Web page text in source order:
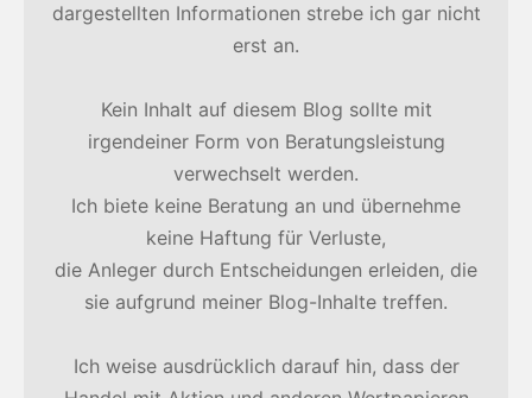
dargestellten Informationen strebe ich gar nicht
erst an.
Kein Inhalt auf diesem Blog sollte mit
irgendeiner Form von Beratungsleistung
verwechselt werden.
Ich biete keine Beratung an und übernehme
keine Haftung für Verluste,
die Anleger durch Entscheidungen erleiden, die
sie aufgrund meiner Blog-Inhalte treffen.
Ich weise ausdrücklich darauf hin, dass der